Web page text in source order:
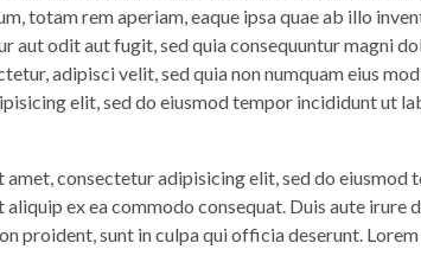
totam rem aperiam, eaque ipsa quae ab illo
aut odit aut fugit, sed quia consequuntur magni
adipisci velit, sed quia non numquam eius
elit, sed do eiusmod tempor incididunt ut
amet, consectetur adipisicing elit, sed do
ex ea commodo consequat. Duis aute
proident, sunt in culpa qui officia deserunt.